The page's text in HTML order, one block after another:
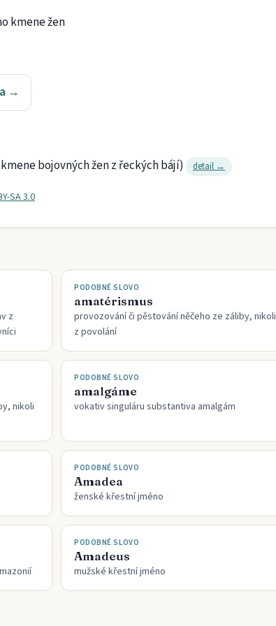
kmene žen
→
bojovných žen z řeckých bájí) detail →
SA 3.0
z
PODOBNÉ SLOVO
amatérismus
provozování či pěstování něčeho ze záliby, nikoli
z povolání
nikoli
PODOBNÉ SLOVO
amalgáme
vokativ singuláru substantiva amalgám
PODOBNÉ SLOVO
Amadea
ženské křestní jméno
PODOBNÉ SLOVO
Amadeus
mužské křestní jméno